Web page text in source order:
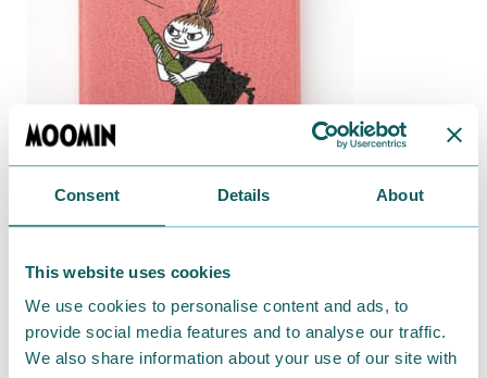
Consent Details About
This website uses cookies
We use cookies to personalise content and ads, to
provide social media features and to analyse our traffic.
We also share information about your use of our site with